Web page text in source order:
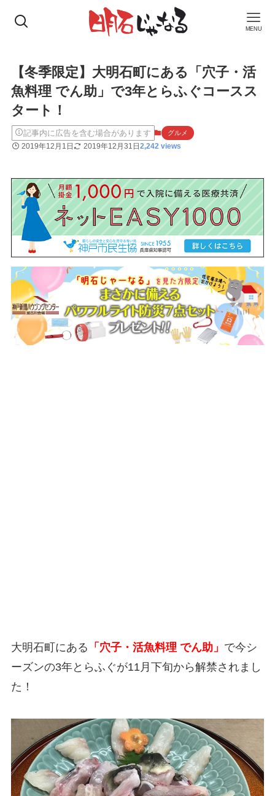
MENU
【冬季限定】大明石町にある「穴子・活
魚料理 でん助」で3年とらふぐコースス
タート！
記事内に広告を含む場合があります グルメ
2019年12月1日 2019年12月31日2,242 views
大明石町にある 「穴子・活魚料理 でん助」 で今シ
ーズンの3年とらふぐが11月下旬から解禁されまし
た！